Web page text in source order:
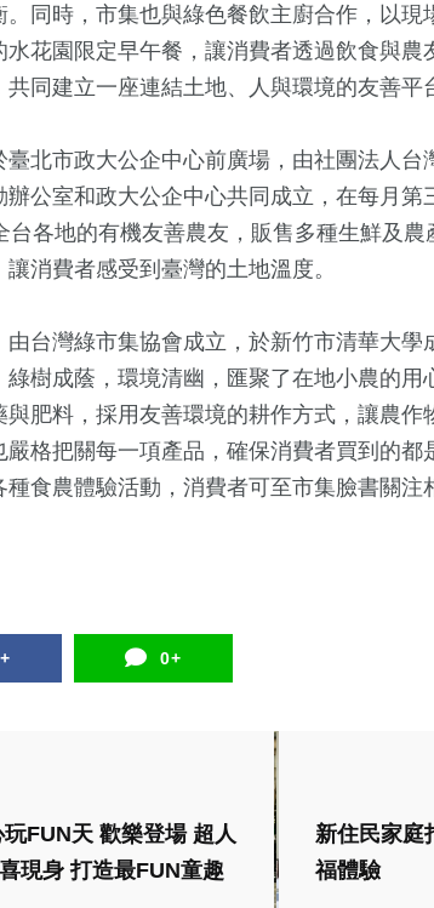
同時，市集也與綠色餐飲主廚合作，以現
花園限定早午餐，讓消費者透過飲食與農
同建立一座連結土地、人與環境的友善平
臺北市政大公企中心前廣場，由社團法人
公室和政大公企中心共同成立，在每月第
台各地的有機友善農友，販售多種生鮮及
消費者感受到臺灣的土地溫度。
由台灣綠市集協會成立，於新竹市清華大
綠樹成蔭，環境清幽，匯聚了在地小農的用
與肥料，採用友善環境的耕作方式，讓農作
嚴格把關每一項產品，確保消費者買到的都
食農體驗活動，消費者可至市集臉書關注
0+
FUN天 歡樂登場 超人
現身 打造最FUN童趣
新住民家庭
福體驗
療 政治 生活